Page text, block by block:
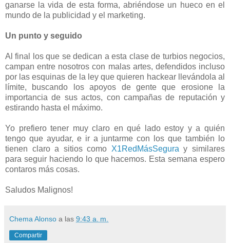
ganarse la vida de esta forma, abriéndose un hueco en el
mundo de la publicidad y el marketing.
Un punto y seguido
Al final los que se dedican a esta clase de turbios negocios,
campan entre nosotros con malas artes, defendidos incluso
por las esquinas de la ley que quieren hackear llevándola al
límite, buscando los apoyos de gente que erosione la
importancia de sus actos, con campañas de reputación y
estirando hasta el máximo.
Yo prefiero tener muy claro en qué lado estoy y a quién
tengo que ayudar, e ir a juntarme con los que también lo
tienen claro a sitios como X1RedMásSegura y similares
para seguir haciendo lo que hacemos. Esta semana espero
contaros más cosas.
Saludos Malignos!
Chema Alonso a las 9:43 a. m.
Compartir